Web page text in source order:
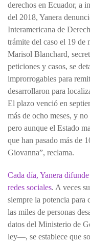
derechos en Ecuador, a
del 2018, Yanera
Interamericana de
trámite del caso el 19
Marisol Blanchard,
peticiones y casos, se
improrrogables para
desarrollaron para
El plazo venció en
más de ocho meses, y
pero aunque el Estado
que han pasado más de
Giovanna”, reclama.
Cada día, Yanera
redes sociales. A veces
siempre la potencia
las miles de personas
datos del Ministerio de
ley—, se establece que